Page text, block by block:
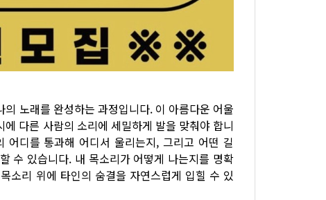
노래를 완성하는 과정입니다. 이 아름다운 어울
다른 사람의 소리에 세밀하게 발을 맞춰야 합니
디를 통과해 어디서 울리는지, 그리고 어떤 길
수 있습니다. 내 목소리가 어떻게 나는지를 명확
소리 위에 타인의 숨결을 자연스럽게 입힐 수 있